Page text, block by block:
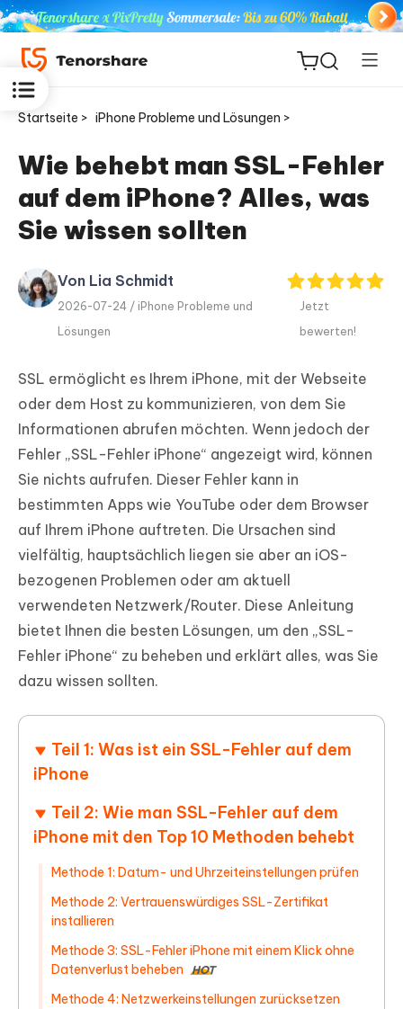
ReiBoot
for iOS
PDNob
PDF
Editor
Neu
Startseite > iPhone Probleme und Lösungen >
Wie behebt man SSL-Fehler
auf dem iPhone? Alles, was
Sie wissen sollten
Von Lia Schmidt
2026-07-24 / iPhone Probleme und
Lösungen
Jetzt
bewerten!
SSL ermöglicht es Ihrem iPhone, mit der Webseite
oder dem Host zu kommunizieren, von dem Sie
Informationen abrufen möchten. Wenn jedoch der
Fehler „SSL-Fehler iPhone“ angezeigt wird, können
Sie nichts aufrufen. Dieser Fehler kann in
bestimmten Apps wie YouTube oder dem Browser
auf Ihrem iPhone auftreten. Die Ursachen sind
vielfältig, hauptsächlich liegen sie aber an iOS-
bezogenen Problemen oder am aktuell
verwendeten Netzwerk/Router. Diese Anleitung
bietet Ihnen die besten Lösungen, um den „SSL-
Fehler iPhone“ zu beheben und erklärt alles, was Sie
dazu wissen sollten.
Teil 1: Was ist ein SSL-Fehler auf dem
iPhone
Teil 2: Wie man SSL-Fehler auf dem
iPhone mit den Top 10 Methoden behebt
Methode 1: Datum- und Uhrzeiteinstellungen prüfen
Methode 2: Vertrauenswürdiges SSL-Zertifikat
installieren
Methode 3: SSL-Fehler iPhone mit einem Klick ohne
Datenverlust beheben
HOT
Methode 4: Netzwerkeinstellungen zurücksetzen